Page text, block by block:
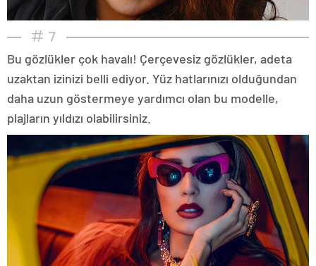
7
Bu gözlükler çok havalı! Çerçevesiz gözlükler, adeta
uzaktan izinizi belli ediyor. Yüz hatlarınızı olduğundan
daha uzun göstermeye yardımcı olan bu modelle,
plajların yıldızı olabilirsiniz.